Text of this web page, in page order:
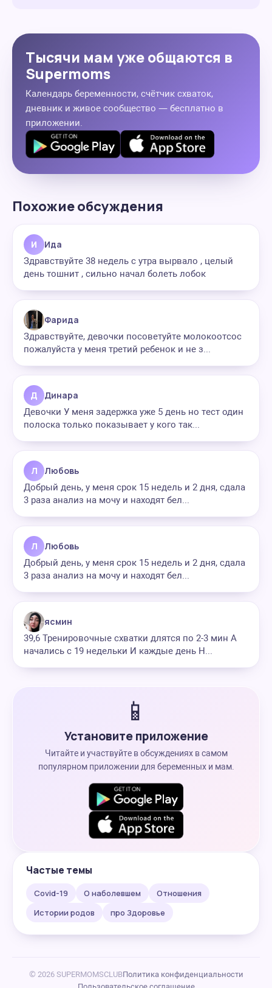
Тысячи мам уже общаются в
Supermoms
Календарь беременности, счётчик схваток,
дневник и живое сообщество — бесплатно в
приложении.
Похожие обсуждения
И Ида
Здравствуйте 38 недель с утра вырвало , целый
день тошнит , сильно начал болеть лобок
Фарида
Здравствуйте, девочки посоветуйте молокоотсос
пожалуйста у меня третий ребенок и не з...
Д Динара
Девочки У меня задержка уже 5 день но тест один
полоска только показывает у кого так...
Л Любовь
Добрый день, у меня срок 15 недель и 2 дня, сдала
3 раза анализ на мочу и находят бел...
Л Любовь
Добрый день, у меня срок 15 недель и 2 дня, сдала
3 раза анализ на мочу и находят бел...
ясмин
39,6 Тренировочные схватки длятся по 2-3 мин А
начались с 19 недельки И каждые день Н...
📱
Установите приложение
Читайте и участвуйте в обсуждениях в самом
популярном приложении для беременных и мам.
Частые темы
Covid-19 О наболевшем
Отношения
Истории родов
про Здоровье
© 2026 SUPERMOMSCLUBПолитика конфиденциальности